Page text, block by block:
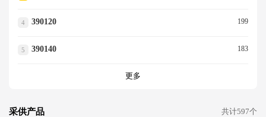
4 390120 199
5 390140 183
更多
采供产品 共计597个